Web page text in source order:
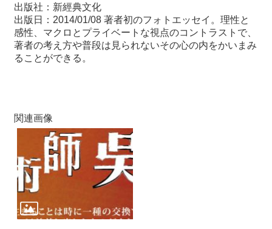
出版社：新經典文化
出版日：2014/01/08 著者初のフォトエッセイ。理性と
感性、マクロとプライベートな視点のコントラストで、
著者の考え方や普段は見られないその心の内をかいまみ
ることができる。
関連画像